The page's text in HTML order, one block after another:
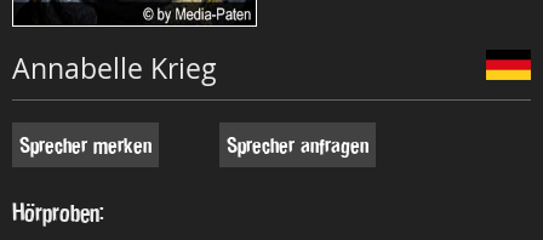
Annabelle Krieg
Sprecher merken Sprecher anfragen
Hörproben: